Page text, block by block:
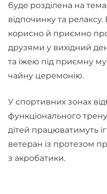
буде розділена на
відпочинку та релаксу.
корисно й приємно
друзями у вихідний
та їжею під приємну
чайну церемонію.
У спортивних зонах
функціонального
дітей працюватимуть
ветеран із протезом
з акробатики.